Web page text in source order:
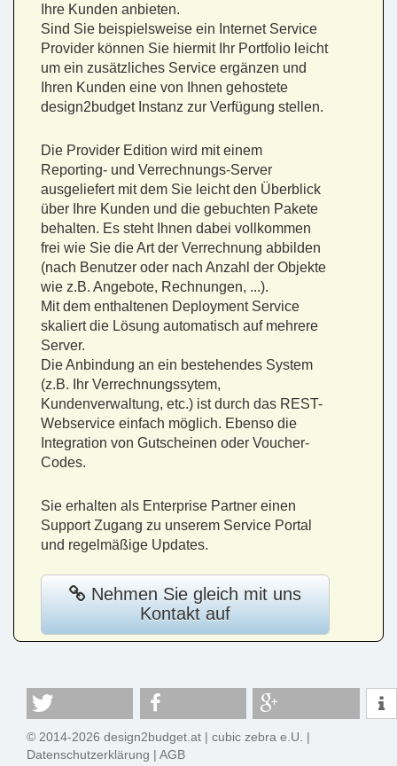
Ihre Kunden anbieten.
Sind Sie beispielsweise ein Internet Service
Provider können Sie hiermit Ihr Portfolio leicht
um ein zusätzliches Service ergänzen und
Ihren Kunden eine von Ihnen gehostete
design2budget Instanz zur Verfügung stellen.
Die Provider Edition wird mit einem
Reporting- und Verrechnungs-Server
ausgeliefert mit dem Sie leicht den Überblick
über Ihre Kunden und die gebuchten Pakete
behalten. Es steht Ihnen dabei vollkommen
frei wie Sie die Art der Verrechnung abbilden
(nach Benutzer oder nach Anzahl der Objekte
wie z.B. Angebote, Rechnungen, ...).
Mit dem enthaltenen Deployment Service
skaliert die Lösung automatisch auf mehrere
Server.
Die Anbindung an ein bestehendes System
(z.B. Ihr Verrechnungssytem,
Kundenverwaltung, etc.) ist durch das REST-
Webservice einfach möglich. Ebenso die
Integration von Gutscheinen oder Voucher-
Codes.
Sie erhalten als Enterprise Partner einen
Support Zugang zu unserem Service Portal
und regelmäßige Updates.
Kontakt auf
© 2014-2026 design2budget.at |cubic zebra e.U.
|
Datenschutzerklärung |AGB